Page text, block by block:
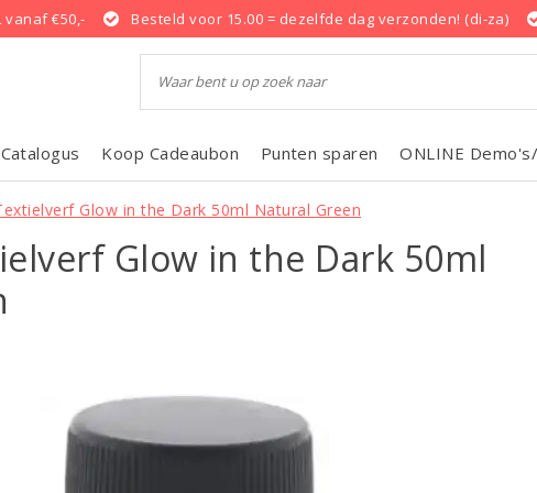
vanaf €50,- Besteld voor 15.00 = dezelfde dag verzonden! (di-za)
Koop Cadeaubon Punten sparen ONLINE
Glow in the Dark 50ml Natural Green
Glow in the Dark 50ml